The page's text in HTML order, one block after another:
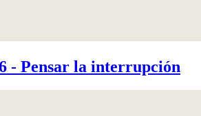
- Pensar la interrupción